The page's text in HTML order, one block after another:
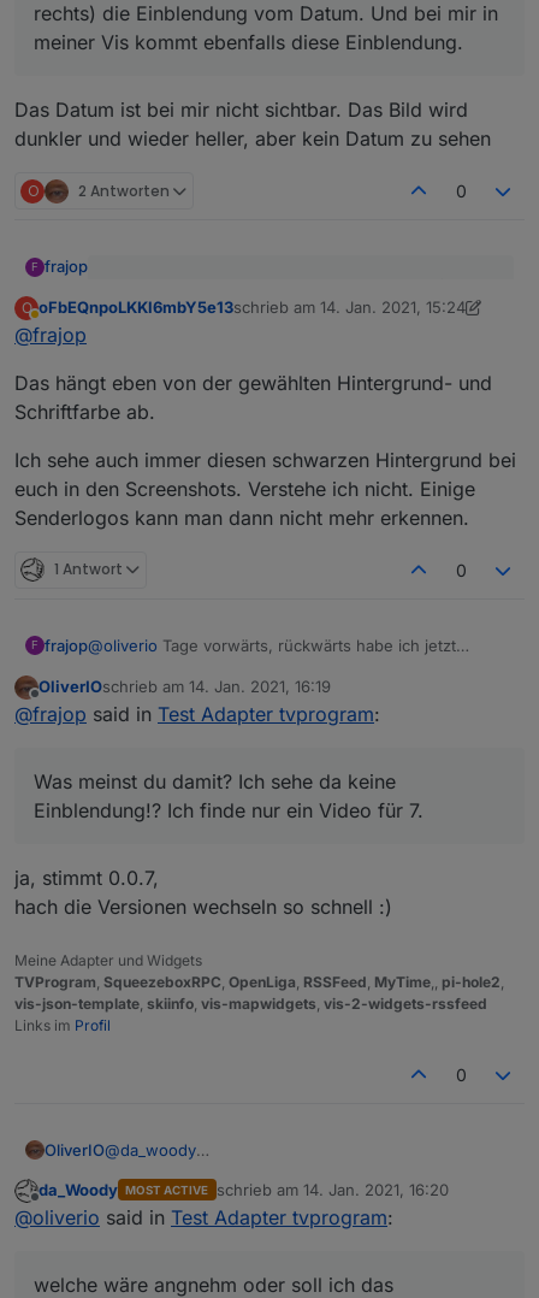
rechts) die Einblendung vom Datum. Und bei mir in
meiner Vis kommt ebenfalls diese Einblendung.
Das Datum ist bei mir nicht sichtbar. Das Bild wird
dunkler und wieder heller, aber kein Datum zu sehen
O 2 Antworten 0
F frajop
rechts) die Einblendung vom Datum. Und bei mir in
O
Abwesend
oFbEQnpoLKKl6mbY5e13schrieb am 14. Jan. 2021, 15:24
zuletzt editiert von
@frajop
Das hängt eben von der gewählten Hintergrund- und
Schriftfarbe ab.
Ich sehe auch immer diesen schwarzen Hintergrund bei
euch in den Screenshots. Verstehe ich nicht. Einige
Senderlogos kann man dann nicht mehr erkennen.
1 Antwort 0
F frajop@oliverio Tage vorwärts, rückwärts habe ich jetzt
Bei dir wird dann ebenfalls diese Einblendung mit
sehen.
Ich finde nur ein Video für 7.
Ich habe jetzt noch etwas mit den Einstellungen für die
Breite im Widget und Fully gespielt (Breite im Widget
einwandfrei. Popup auch. Das Widget zeige ich als
iframe über jarvis an, das funktioniert auch bestens.
Offline
OliverIOschrieb am 14. Jan. 2021, 16:19
zuletzt editiert von
@frajop said in Test Adapter tvprogram:
Was meinst du damit? Ich sehe da keine
Einblendung!? Ich finde nur ein Video für 7.
ja, stimmt 0.0.7,
hach die Versionen wechseln so schnell :)
Meine Adapter und Widgets
TVProgram SqueezeboxRPC OpenLiga RSSFeed MyTime pi-hole2
vis-json-template skiinfo vis-mapwidgets vis-2-widgets-rssfeed
Links im Profil
0
OliverIO@da_woody
eingestellt.
welche wäre angnehm oder soll ich das konfigurierbar
Offline
da_Woody MOST ACTIVE schrieb am 14. Jan. 2021, 16:20
zuletzt editiert von
@oliverio said in Test Adapter tvprogram:
welche wäre angnehm oder soll ich das